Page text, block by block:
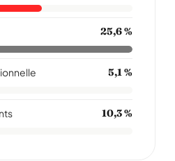
25,6 %
5,1 %
10,3 %